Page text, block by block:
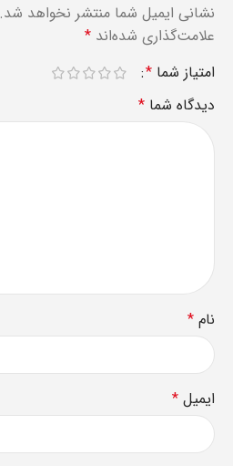
نشانی ایمیل شما منتشر نخواهد شد.
علامت‌گذاری شده‌اند *
امتیاز شما *
دیدگاه شما *
نام *
ایمیل *